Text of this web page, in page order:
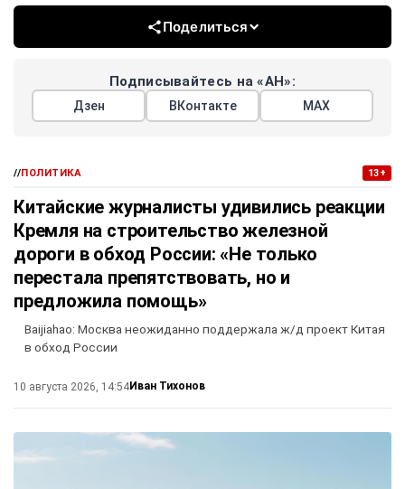
Поделиться
Подписывайтесь на «АН»:
Дзен ВКонтакте МАХ
//ПОЛИТИКА 13+
Китайские журналисты удивились реакции
Кремля на строительство железной
дороги в обход России: «Не только
перестала препятствовать, но и
предложила помощь»
Baijiahao: Москва неожиданно поддержала ж/д проект Китая
в обход России
10 августа 2026, 14:54Иван Тихонов